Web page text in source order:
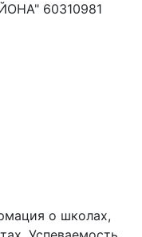
60310981
о школах,